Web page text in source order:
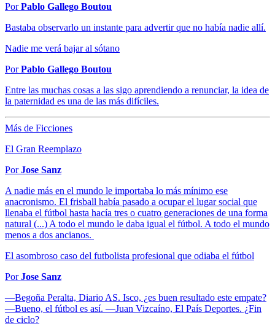
PorPablo Gallego Boutou
Bastaba observarlo un instante para advertir que no había nadie allí.
Nadie me verá bajar al sótano
PorPablo Gallego Boutou
Entre las muchas cosas a las sigo aprendiendo a renunciar, la idea de
la paternidad es una de las más difíciles.
Más de Ficciones
El Gran Reemplazo
PorJose Sanz
A nadie más en el mundo le importaba lo más mínimo ese
anacronismo. El frisball había pasado a ocupar el lugar social que
llenaba el fútbol hasta hacía tres o cuatro generaciones de una forma
natural (...) A todo el mundo le daba igual el fútbol. A todo el mundo
menos a dos ancianos.
El asombroso caso del futbolista profesional que odiaba el fútbol
PorJose Sanz
—Begoña Peralta, Diario AS. Isco, ¿es buen resultado este empate?
—Bueno, el fútbol es así. —Juan Vizcaíno, El País Deportes. ¿Fin
de ciclo?